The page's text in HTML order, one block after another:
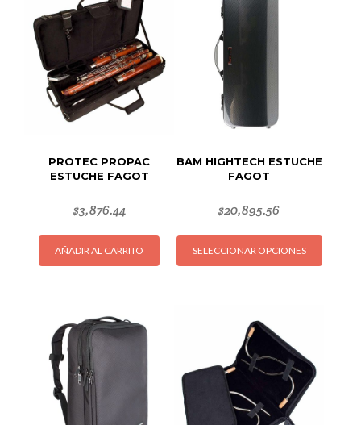
PROTEC PROPAC
ESTUCHE FAGOT
$3,876.44
AÑADIR AL CARRITO
BAM HIGHTECH ESTUCHE
FAGOT
$20,895.56
SELECCIONAR OPCIONES
Este